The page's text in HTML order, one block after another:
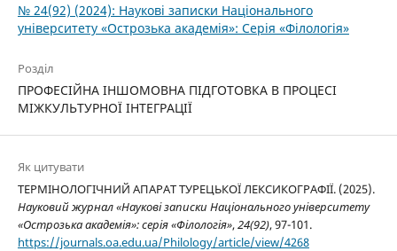
№ 24(92) (2024): Наукові записки Національного
університету «Острозька академія»: Серія «Філологія»
Розділ
ПРОФЕСІЙНА ІНШОМОВНА ПІДГОТОВКА В ПРОЦЕСІ
МІЖКУЛЬТУРНОЇ ІНТЕГРАЦІЇ
Як цитувати
ТЕРМІНОЛОГІЧНИЙ АПАРАТ ТУРЕЦЬКОЇ ЛЕКСИКОГРАФІЇ. (2025).
Науковий журнал «Наукові записки Національного університету
«Острозька академія»: серія «Філологія»,24(92), 97-101.
https://journals.oa.edu.ua/Philology/article/view/4268